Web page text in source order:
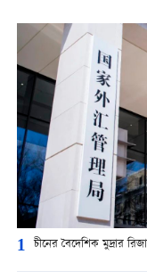
1 চীনের বৈদেশিক মুদ্রার